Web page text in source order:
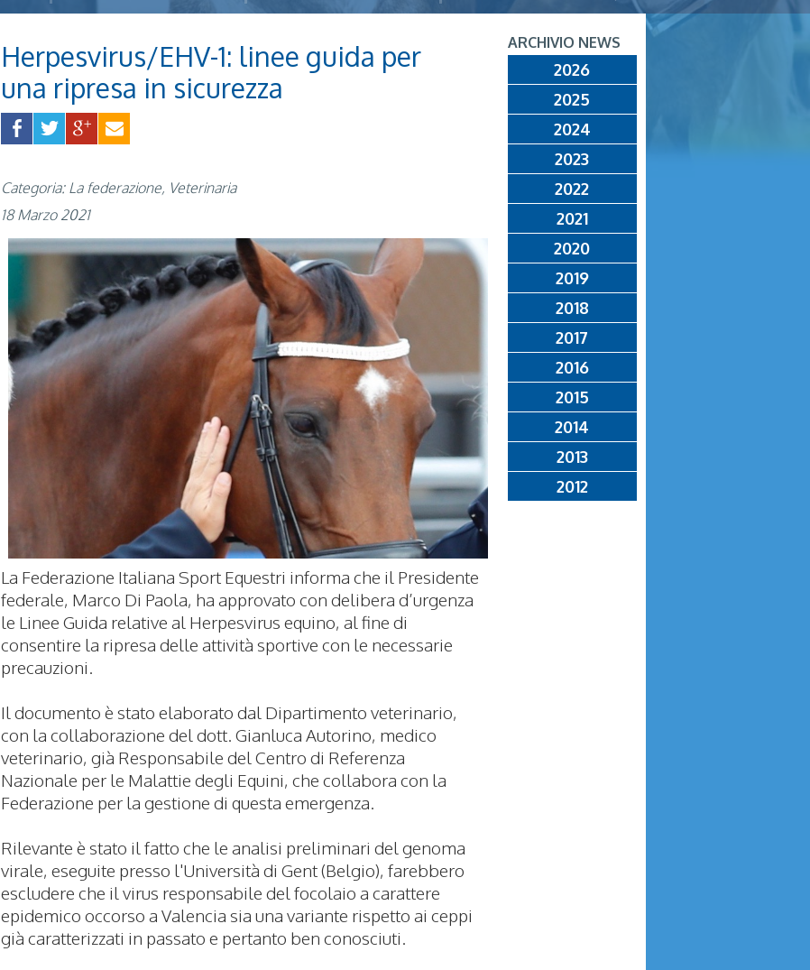
Herpesvirus/EHV-1: linee guida per
una ripresa in sicurezza
Categoria: La federazione, Veterinaria
18 Marzo 2021
La Federazione Italiana Sport Equestri informa che il Presidente
federale, Marco Di Paola, ha approvato con delibera d’urgenza
le Linee Guida relative al Herpesvirus equino, al fine di
consentire la ripresa delle attività sportive con le necessarie
precauzioni.
Il documento è stato elaborato dal Dipartimento veterinario,
con la collaborazione del dott. Gianluca Autorino, medico
veterinario, già Responsabile del Centro di Referenza
Nazionale per le Malattie degli Equini, che collabora con la
Federazione per la gestione di questa emergenza.
Rilevante è stato il fatto che le analisi preliminari del genoma
virale, eseguite presso l'Università di Gent (Belgio), farebbero
escludere che il virus responsabile del focolaio a carattere
epidemico occorso a Valencia sia una variante rispetto ai ceppi
già caratterizzati in passato e pertanto ben conosciuti.
ARCHIVIO NEWS
2026
2025
2024
2023
2022
2021
2020
2019
2018
2017
2016
2015
2014
2013
2012